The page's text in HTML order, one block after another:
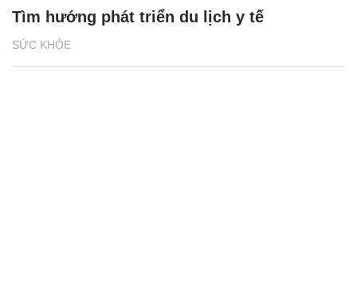
SỨC KHỎE
Tìm hướng phát triển du lịch y tế